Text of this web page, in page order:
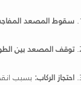
سقوط المصعد
توقف المصعد بين
احتجاز الركاب: بسبب